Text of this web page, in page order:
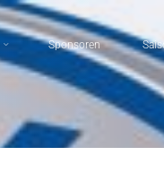
Sponsoren